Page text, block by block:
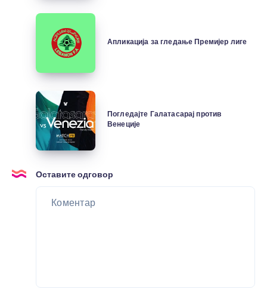
Апликација
гледање
лиге
Апликација за гледање Премијер лиге
Погледајте
Галатасарај
против
Венеције
Погледајте Галатасарај против
Венеције
Оставите одговор